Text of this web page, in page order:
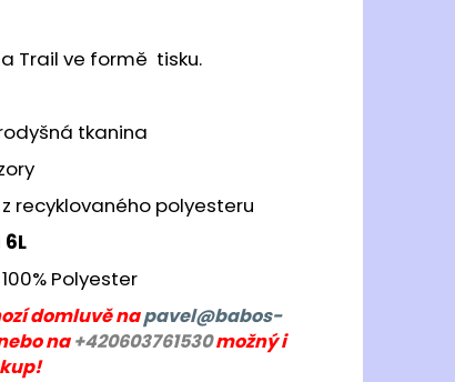
Trail ve formě tisku.
tkanina
recyklovaného polyesteru
100% Polyester
domluvě napavel@babos-
na+420603761530možný i